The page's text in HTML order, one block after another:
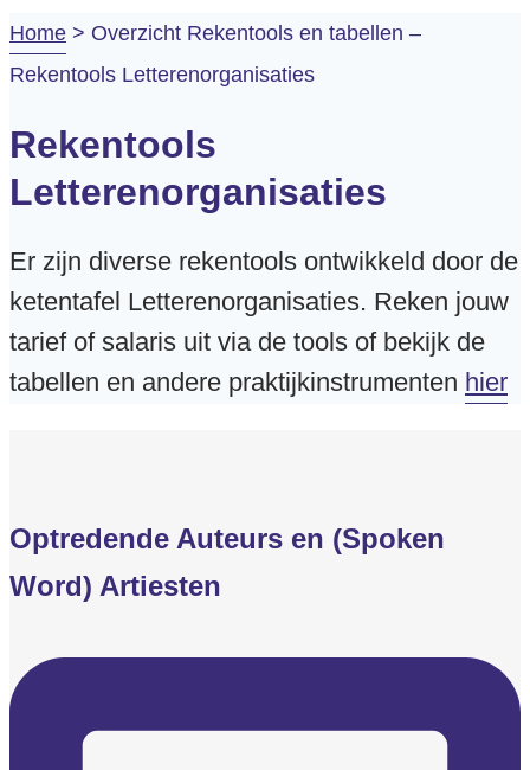
Home > Overzicht Rekentools en tabellen –
Rekentools Letterenorganisaties
Rekentools
Letterenorganisaties
Er zijn diverse rekentools ontwikkeld door de
ketentafel Letterenorganisaties. Reken jouw
tarief of salaris uit via de tools of bekijk de
tabellen en andere praktijkinstrumenten hier
Optredende Auteurs en (Spoken
Word) Artiesten